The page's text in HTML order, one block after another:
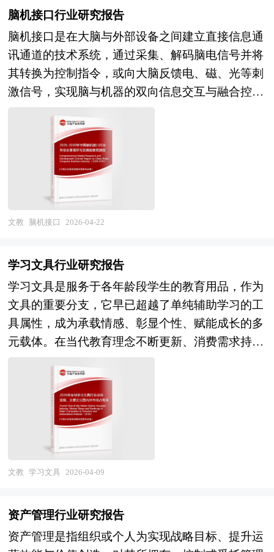
场高度分散，区域性中小机构占据主体，但互联网
平台、酒店集团、文旅企业等跨界力量加速入局，
推动行业从分散竞争向生态整合演变。值得关注的
是，短视频与直播重塑获客渠道与决策路径，小红
书、抖音等内容平台成为婚礼灵感来源与服务商筛
同、现场执行管理等环节的应用逐步深化，但服务
标准化缺失、人才流动性高、供应链整合难度大等
结构性痛点依然突出。 展望未来，中国婚庆服务
行业将在缩量市场中孕育结构性机遇与模式创新。
从需求演变看，"轻婚礼"理念深化推动服务模块
化、灵活化，婚礼与旅拍、蜜月的一站式融合，以
礼影像智能修图、虚拟场景预览、个性化方案生成
等方面的应用将提升服务效率与定制化水平，
VR/AR技术赋能沉浸式婚礼体验与异地亲友互动，
数字藏品、元宇宙婚礼等创新形态探索商业价值；
从产业生态看，头部平台型企业通过SaaS系统与供
应链整合赋能中小服务商，连锁化、品牌化运营加
速，而酒店、景区、商业综合体等空间运营商深度
嵌入婚庆产业链，场景即服务（Space as a
Service）模式重塑利润分配格局。行业整体呈
现"精致化分化、数字化赋能、生态化整合、全周
期运营"四大趋势，竞争焦点从单一环节执行能力
转向全链路资源整合与用户体验设计。 本研究咨
的市场调研基础上，主要依据了国家统计局、国家
商务部、国家发改委、国家经济信息中心、国务院
发展研究中心、国家海关总署、全国商业信息中
系统），以及下游行业应用与合规咨询（金融风控
核、AI伦理治理）的完整产业链条。按照安全层级
可分为数据安全、模型安全、系统安全与应用安
全，按照技术类型则形成对抗防御、可解释AI、隐
私保护AI、AI伦理治理等多元矩阵。随着生成式AI
爆发与AI应用渗透加速，AI安全正从学术研究向产
业刚需、从被动防御向主动治理转变，其产业边界
不断向AI对齐、超级智能安全等前沿领域延伸。
当前，中国AI安全行业正处于需求觉醒与能力建设
的快速成长期。经过多年的技术积累与政策推动，
我国在AI对抗样本研究、深度伪造检测、内容审核
等领域取得重要进展，头部科技企业建立AI安全实
与评估体系初步建立，《生成式人工智能服务管理
暂行办法》等法规出台推动合规需求。未来，中国
AI安全行业将在"网络强国"战略与"人工智能治
理"的双重驱动下，进入需求爆发与生态繁荣的新
阶段。从市场前景看，生成式AI应用普及与监管趋
大，AI安全保险、AI安全审计等衍生服务市场兴
起，预计行业将保持高速增长，从"早期市
场"向"主流市场"跨越。产业格局层面，具备AI安
全核心技术、行业深度know-how、合规服务经验
及生态影响力的头部企业将确立主导地位，专业化
企业在特定技术（对抗防御、隐私计算、内容审
险）催生新型AI安全服务商，而技术滞后、合规能
力不足、生态孤立的企业将面临淘汰。 本研究咨
脑机接口行业研究报告
脑机接口是在大脑与外部设备之间建立直接信息通
讯通道的技术系统，通过采集、解码脑电信号并将
其转换为控制指令，或向大脑反馈电、磁、光等刺
激信号，实现脑与机器的双向信息交互与融合控
制。本报告所研究的脑机接口行业，涵盖非侵入式
（脑电帽、近红外等）、半侵入式（皮层脑电等）
与侵入式（微电极阵列、神经芯片等）三大技术路
线，涉及神经信号采集硬件、信号处理算法、编解
码软件平台、植入式器件、外部控制设备以及医疗
康复、人机交互、智能增强等应用场景的完整产业
链。作为神经科学与信息科学交叉融合的前沿领
向，是破解神经疾病诊疗难题、突破人体生理极
为国家战略科技竞争制高点。 当前，中国脑机接
口产业正处于从基础研究向应用转化加速突破的关
键阶段。技术研发层面，国内高校与科研团队在脑
电信号解码、神经编解码算法、植入式器件材料等
基础研究领域取得重要进展，部分指标接近国际先
进水平，但在高密度微电极阵列、低功耗神经芯
片、长期生物相容性等核心器件与材料方面仍存在
差距，侵入式技术的临床转化审慎推进。产业生态
层面，一批由顶尖科学家领衔的创新创业企业涌
现，在医疗康复辅助、睡眠监测、注意力训练等场
景开展产品化探索，但多数企业仍处于技术验证与
科技企业、医疗器械巨头通过投资布局与自主研发
切入赛道，产业热度与资本关注度持续升温。监管
文教 脑机接口 2026-04-22
学习文具行业研究报告
学习文具是服务于各年龄段学生的教育用品，作为
文具的重要分支，它早已超越了单纯辅助学习的工
具属性，成为承载情感、彰显个性、赋能成长的多
元载体。在当代教育理念不断更新、消费需求持续
升级的背景下，学习文具的内涵被不断拓展，不仅
涵盖满足基础学习需求的传统品类，更融入了智能
科技、文化IP、环保理念等诸多当代热点元素，构
建起兼具实用性、趣味性与精神价值的全新生态。
学习文具始终以助力高效学习为核心，针对不同年
龄段学生的学习特点进行精准设计。小学生阶段的
文具更注重启蒙与兴趣培养，通过贴合孩童审美的
专业，适配复杂的学科学习与知识梳理需求。而随
显，智能笔、电子笔记本等产品将书写与数字化存
文教 学习文具 2026-04-09
资产管理行业研究报告
资产管理是指组织或个人为实现战略目标、提升运